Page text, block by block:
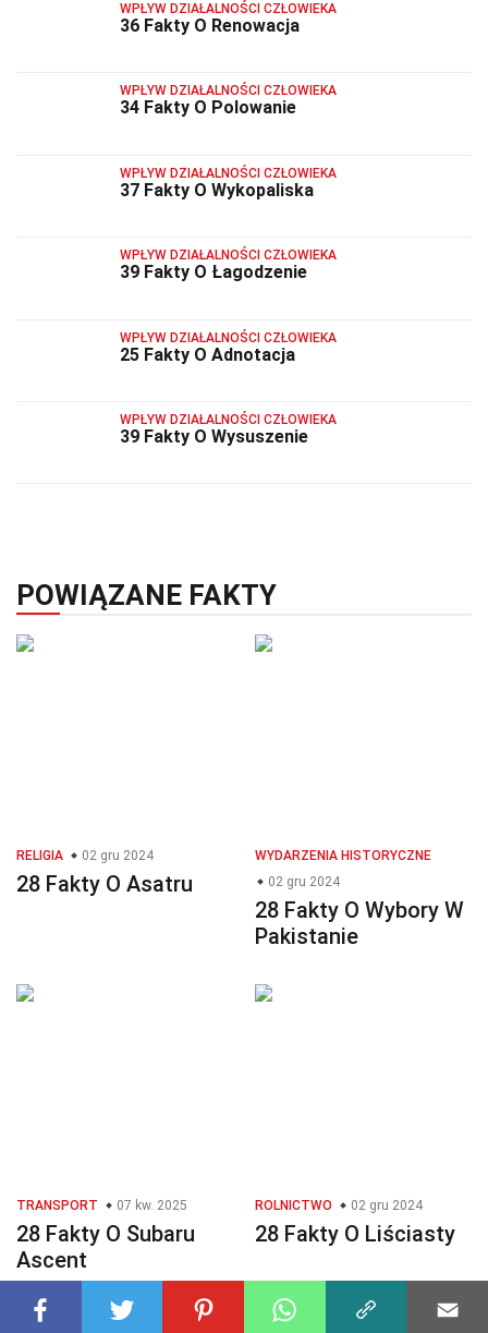
WPŁYW DZIAŁALNOŚCI CZŁOWIEKA
36 Fakty O Renowacja
WPŁYW DZIAŁALNOŚCI CZŁOWIEKA
34 Fakty O Polowanie
WPŁYW DZIAŁALNOŚCI CZŁOWIEKA
37 Fakty O Wykopaliska
WPŁYW DZIAŁALNOŚCI CZŁOWIEKA
39 Fakty O Łagodzenie
WPŁYW DZIAŁALNOŚCI CZŁOWIEKA
25 Fakty O Adnotacja
WPŁYW DZIAŁALNOŚCI CZŁOWIEKA
39 Fakty O Wysuszenie
POWIĄZANE FAKTY
RELIGIA 02 gru 2024
28 Fakty O Asatru
WYDARZENIA HISTORYCZNE
02 gru 2024
28 Fakty O Wybory W
Pakistanie
TRANSPORT 07 kw. 2025
28 Fakty O Subaru
Ascent
ROLNICTWO 02 gru 2024
28 Fakty O Liściasty